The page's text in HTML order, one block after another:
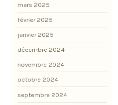
mars 2025
février 2025
janvier 2025
décembre 2024
novembre 2024
octobre 2024
septembre 2024